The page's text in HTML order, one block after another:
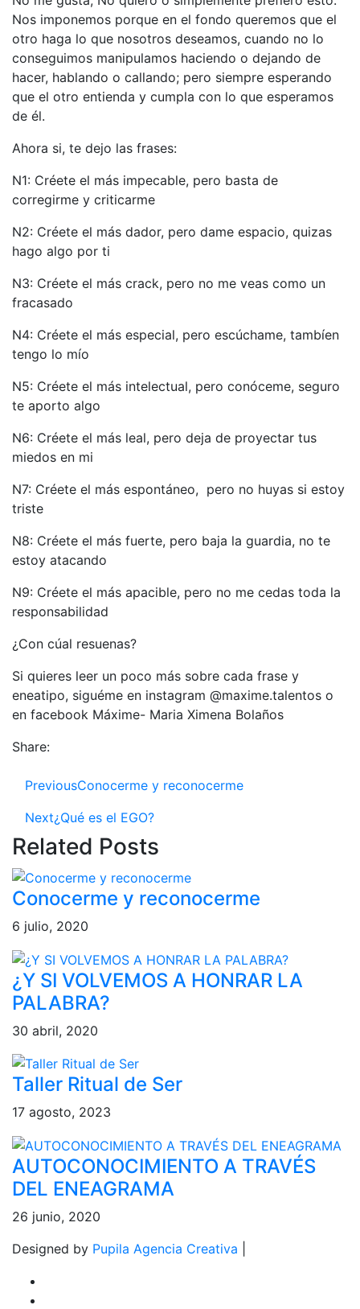
Nos imponemos porque en el fondo queremos que el
otro haga lo que nosotros deseamos, cuando no lo
conseguimos manipulamos haciendo o dejando de
hacer, hablando o callando; pero siempre esperando
que el otro entienda y cumpla con lo que esperamos
de él.
Ahora si, te dejo las frases:
N1: Créete el más impecable, pero basta de
corregirme y criticarme
N2: Créete el más dador, pero dame espacio, quizas
hago algo por ti
N3: Créete el más crack, pero no me veas como un
fracasado
N4: Créete el más especial, pero escúchame, tambíen
tengo lo mío
N5: Créete el más intelectual, pero conóceme, seguro
te aporto algo
N6: Créete el más leal, pero deja de proyectar tus
miedos en mi
N7: Créete el más espontáneo, pero no huyas si estoy
triste
N8: Créete el más fuerte, pero baja la guardia, no te
estoy atacando
N9: Créete el más apacible, pero no me cedas toda la
responsabilidad
¿Con cúal resuenas?
Si quieres leer un poco más sobre cada frase y
eneatipo, siguéme en instagram @maxime.talentos o
en facebook Máxime- Maria Ximena Bolaños
Share:
PreviousConocerme y reconocerme
Next¿Qué es el EGO?
Related Posts
Conocerme y reconocerme
6 julio, 2020
¿Y SI VOLVEMOS A HONRAR LA
PALABRA?
30 abril, 2020
Taller Ritual de Ser
17 agosto, 2023
AUTOCONOCIMIENTO A TRAVÉS
DEL ENEAGRAMA
26 junio, 2020
Designed by Pupila Agencia Creativa